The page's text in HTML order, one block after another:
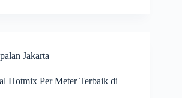
Jakarta
Hotmix Per Meter Terbaik di